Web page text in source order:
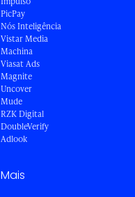
PicPay
Nós Inteligência
Vistar Media
Machina
Viasat Ads
Magnite
Uncover
Mude
RZK Digital
DoubleVerify
Adlook
Mais